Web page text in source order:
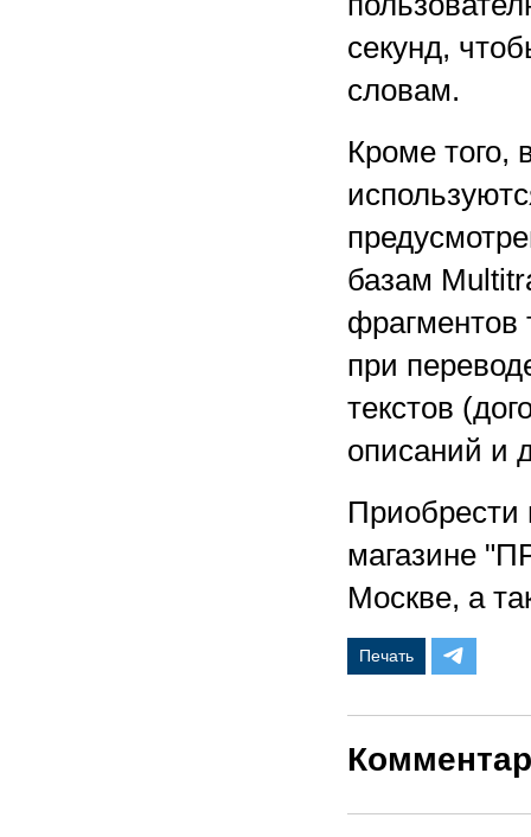
секунд,
словам.
Кроме того,
базам
фрагментов
при
текстов
описаний и
Приобрести
магазине
Москве, а
Печать